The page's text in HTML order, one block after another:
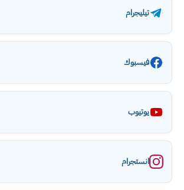
تيليجرام
فيسبوك
يوتيوب
انستجرام